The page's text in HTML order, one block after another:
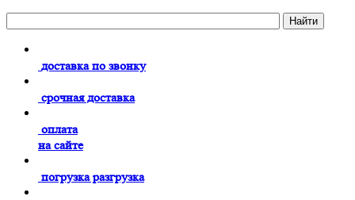
доставка по звонку
срочная доставка
оплата
на сайте
погрузка разгрузка